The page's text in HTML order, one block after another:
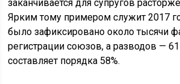
заканчивается для супругов
Ярким тому примером служит 2017
было зафиксировано около тысячи
регистрации союзов, а разводов —
составляет порядка 58%.